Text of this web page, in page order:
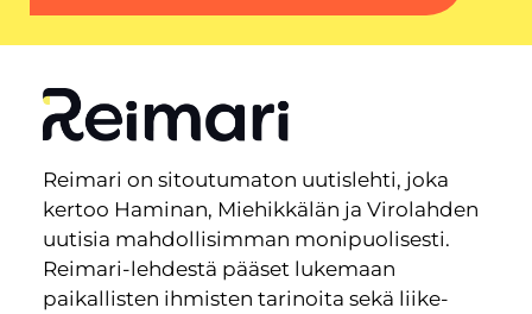
Reimari on sitoutumaton uutislehti, joka
kertoo Haminan, Miehikkälän ja Virolahden
uutisia mahdollisimman monipuolisesti.
Reimari-lehdestä pääset lukemaan
paikallisten ihmisten tarinoita sekä liike-